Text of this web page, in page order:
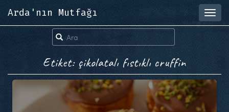
Arda'nın Mutfağı
Etiket: çikolatalı fıstıklı cruffin